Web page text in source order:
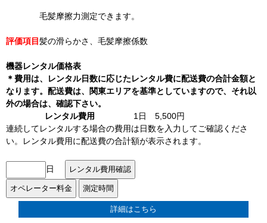
毛髪摩擦力測定できます。
評価項目髪の滑らかさ、毛髪摩擦係数
機器レンタル価格表
＊費用は、レンタル日数に応じたレンタル費に配送費の合計金額と
なります。配送費は、関東エリアを基準としていますので、それ以
外の場合は、確認下さい。
レンタル費用
1日 5,500円
連続してレンタルする場合の費用は日数を入力してご確認くださ
い。レンタル費用に配送費の合計額が表示されます。
日
詳細はこちら